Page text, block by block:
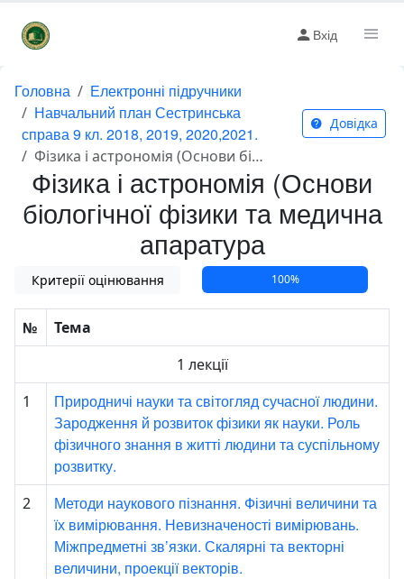
Вхід
Головна
Електронні підручники
Навчальний план Сестринська
справа 9 кл. 2018, 2019, 2020,2021.
Фізика і астрономія (Основи біологічної фізики та медична апаратура
Довідка
Фізика і астрономія (Основи
біологічної фізики та медична
апаратура
Критерії оцінювання 100%
№
Тема
1 лекції
1
Природничі науки та світогляд сучасної людини.
Зародження й розвиток фізики як науки. Роль
фізичного знання в житті людини та суспільному
розвитку.
2
Методи наукового пізнання. Фізичні величини та
їх вимірювання. Невизначеності вимірювань.
Міжпредметні зв’язки. Скалярні та векторні
величини, проекції векторів.